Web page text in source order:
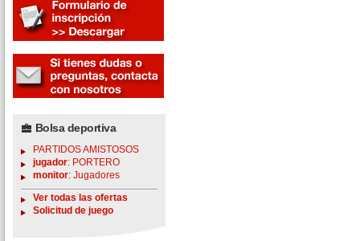
Bolsa deportiva
PARTIDOS AMISTOSOS
jugador: PORTERO
monitor: Jugadores
Ver todas las ofertas
Solicitud de juego